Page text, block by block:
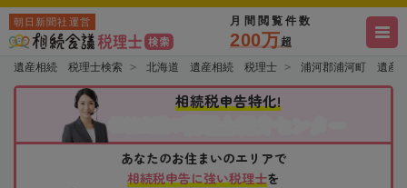
朝日新聞社運営 月間閲覧件数
200万超
遺産相続 税理士検索 北海道 遺産相続 税理士 浦河郡浦河町 遺産
相続税申告特化!
あなたのお住まいのエリアで
相続税申告に強い税理士を